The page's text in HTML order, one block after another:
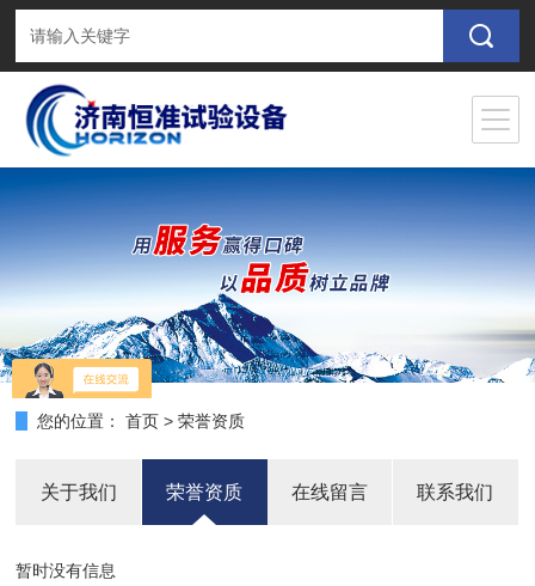
您的位置： 首页 >荣誉资质
关于我们 荣誉资质 在线留言 联系我们
暂时没有信息